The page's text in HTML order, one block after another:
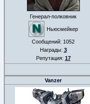
Генерал-полковник
Ньюсмейкер
Сообщений: 1052
Награды: 3
Репутация: 17
Vanzer